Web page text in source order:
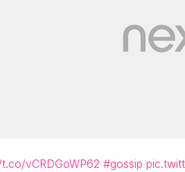
vCRDGoWP62 #gossip